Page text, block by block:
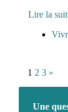
Lire la
1 2 3 »
Une